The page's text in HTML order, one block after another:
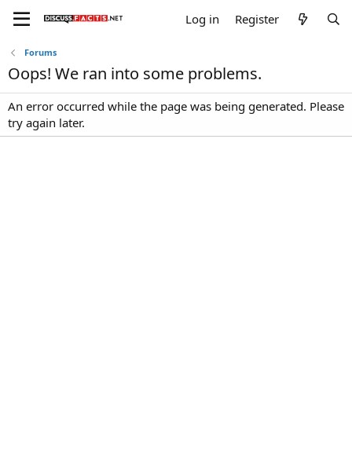
Log in Register
Forums
Oops! We ran into some problems.
An error occurred while the page was being generated. Please
try again later.